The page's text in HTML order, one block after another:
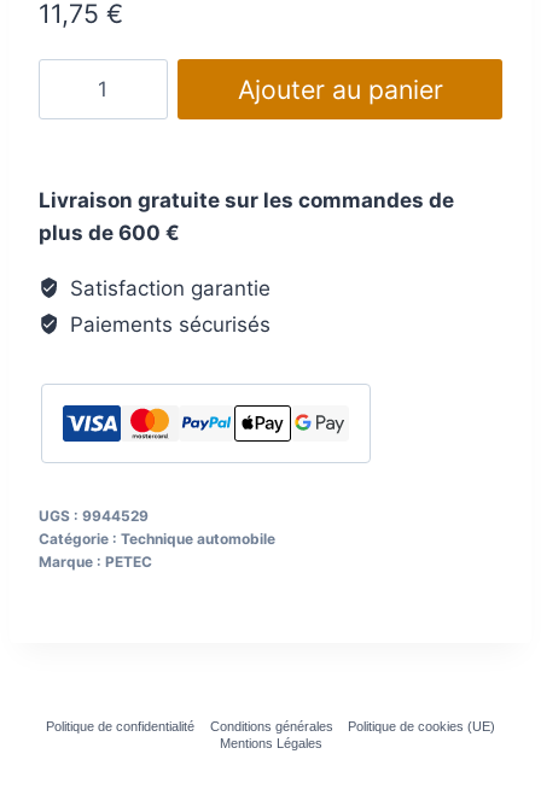
11,75 €
mousse
Petec
double
face
19
Ajouter au panier
Livraison gratuite sur les commandes de
plus de 600 €
Satisfaction garantie
Paiements sécurisés
UGS : 9944529
Catégorie : Technique automobile
Marque : PETEC
Politique de confidentialité Conditions générales
Politique de cookies (UE)
Mentions Légales